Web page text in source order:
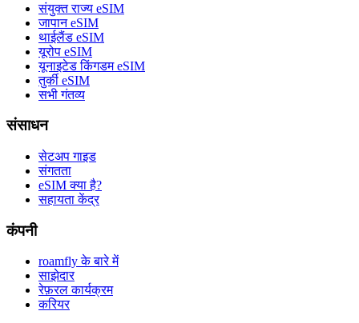
संयुक्त राज्य eSIM
जापान eSIM
थाईलैंड eSIM
यूरोप eSIM
यूनाइटेड किंगडम eSIM
तुर्की eSIM
सभी गंतव्य
संसाधन
सेटअप गाइड
संगतता
eSIM क्या है?
सहायता केंद्र
कंपनी
roamfly के बारे में
साझेदार
रेफ़रल कार्यक्रम
करियर